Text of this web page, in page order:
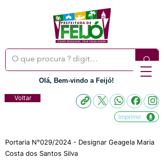
Olá, Bem-vindo a Feijó!
Voltar
Imprimir
Portaria N°029/2024 - Designar Geagela Maria
Costa dos Santos Silva